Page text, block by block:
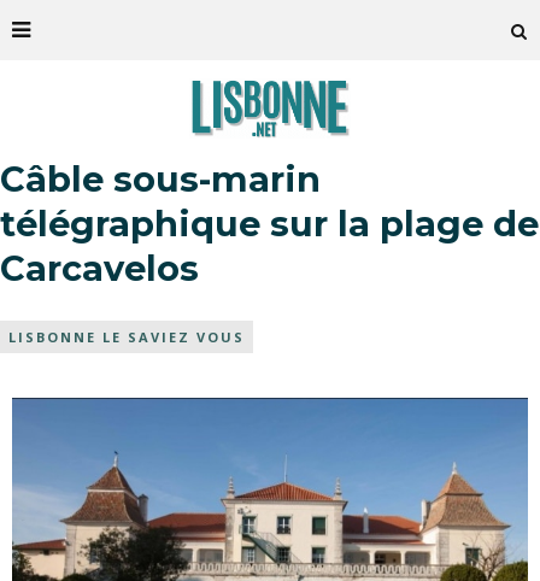
Câble sous-marin
télégraphique sur la plage de
Carcavelos
LISBONNE LE SAVIEZ VOUS